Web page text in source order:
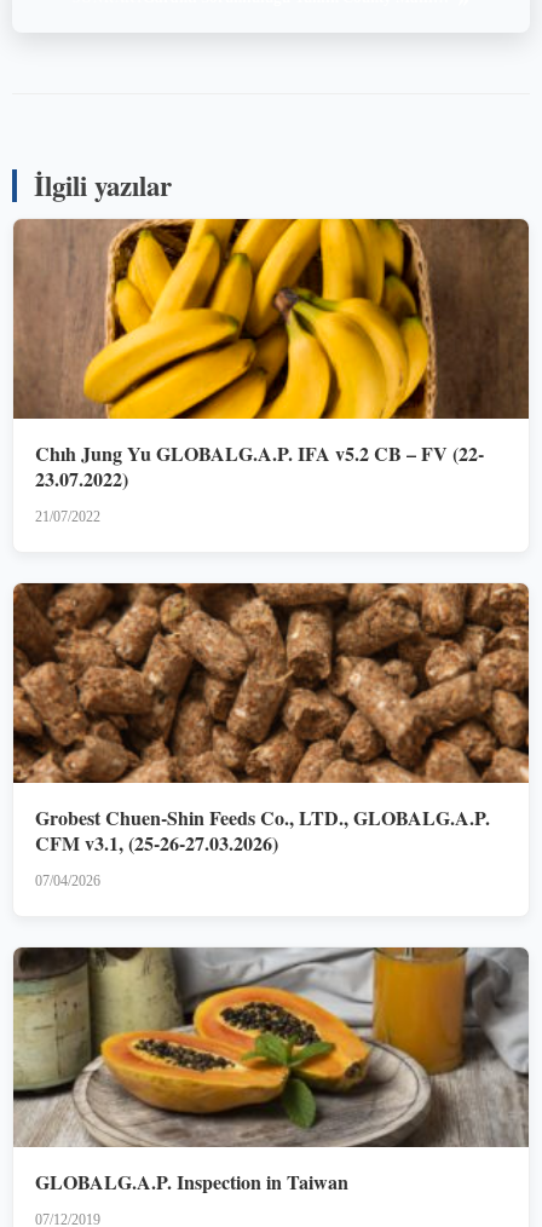
İlgili yazılar
Chıh Jung Yu GLOBALG.A.P. IFA v5.2 CB – FV (22-
23.07.2022)
21/07/2022
Grobest Chuen-Shin Feeds Co., LTD., GLOBALG.A.P.
CFM v3.1, (25-26-27.03.2026)
07/04/2026
GLOBALG.A.P. Inspection in Taiwan
07/12/2019